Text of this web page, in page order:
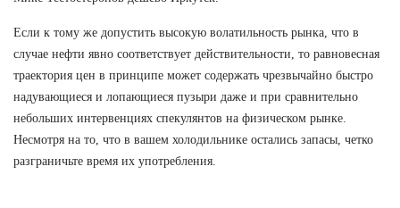
Если к тому же допустить высокую волатильность рынка, что в
случае нефти явно соответствует действительности, то равновесная
траектория цен в принципе может содержать чрезвычайно быстро
надувающиеся и лопающиеся пузыри даже и при сравнительно
небольших интервенциях спекулянтов на физическом рынке.
Несмотря на то, что в вашем холодильнике остались запасы, четко
разграничьте время их употребления.